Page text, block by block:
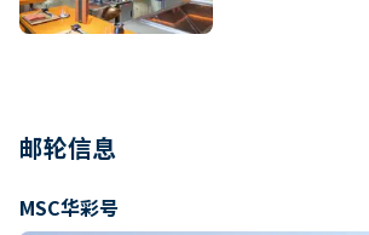
邮轮信息
MSC华彩号